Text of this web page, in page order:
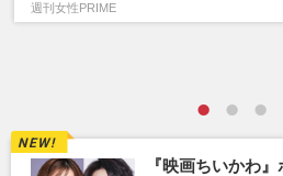
週刊女性PRIME
『映画ちいかわ